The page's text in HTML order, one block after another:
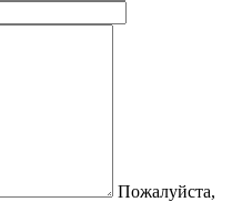
Пожалуйста,